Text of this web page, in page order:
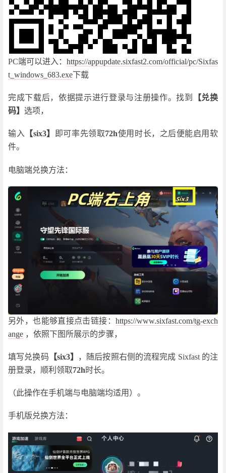
PC端可以进入： https://appupdate.sixfast2.com/official/pc/Sixfas
t_windows_683.exe下载
完成下载后，依据提示进行登录与注册操作。找到
【兑换
码】 选项，
输入 【six3】 即可率先领取72h使用时长，之后便能启用软
件。
电脑端兑换方法：
另外，也能够直接点击链接： https://www.sixfast.com/tg-exch
ange ，依照下图所展示的步骤，
填写兑换码 【six3】
，随后按照右侧的流程完成 Sixfast 的注
册登录，顺利领取72h时长。
（此操作在手机端与电脑端均适用）。
手机版兑换方法：